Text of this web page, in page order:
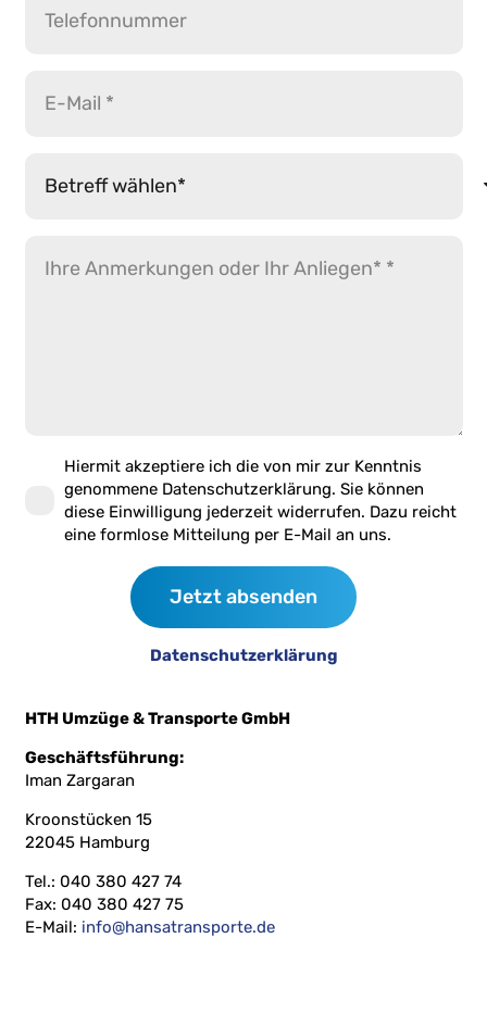
HTH Umzüge & Transporte GmbH
Geschäftsführung:
Iman Zargaran
Kroonstücken 15
22045 Hamburg
Tel.: 040 380 427 74
Fax: 040 380 427 75
E-Mail: info@hansatransporte.de
Hiermit akzeptiere ich die von mir zur Kenntnis
genommene Datenschutzerklärung. Sie können
diese Einwilligung jederzeit widerrufen. Dazu reicht
eine formlose Mitteilung per E-Mail an uns.
Jetzt absenden
Datenschutzerklärung